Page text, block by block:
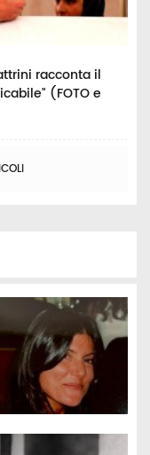
racconta il
(FOTO e